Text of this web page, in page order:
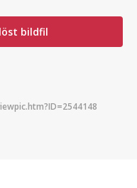
bildfil